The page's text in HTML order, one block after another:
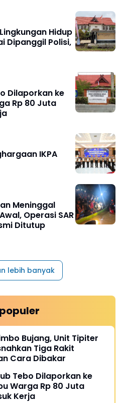
Hidup
Dipanggil Polisi,
Dilaporkan ke
Rp 80 Juta
IKPA
Meninggal
Operasi SAR
Ditutup
lebih banyak
Bujang, Unit Tipiter
Tiga Rakit
Cara Dibakar
Tebo Dilaporkan ke
Warga Rp 80 Juta
Kerja